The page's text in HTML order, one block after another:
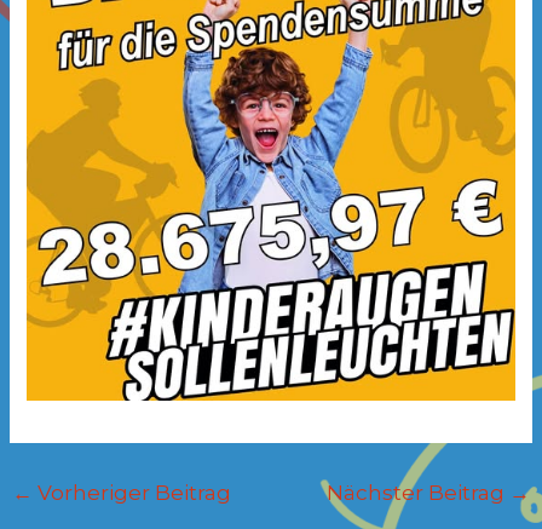
← Vorheriger Beitrag Nächster Beitrag →